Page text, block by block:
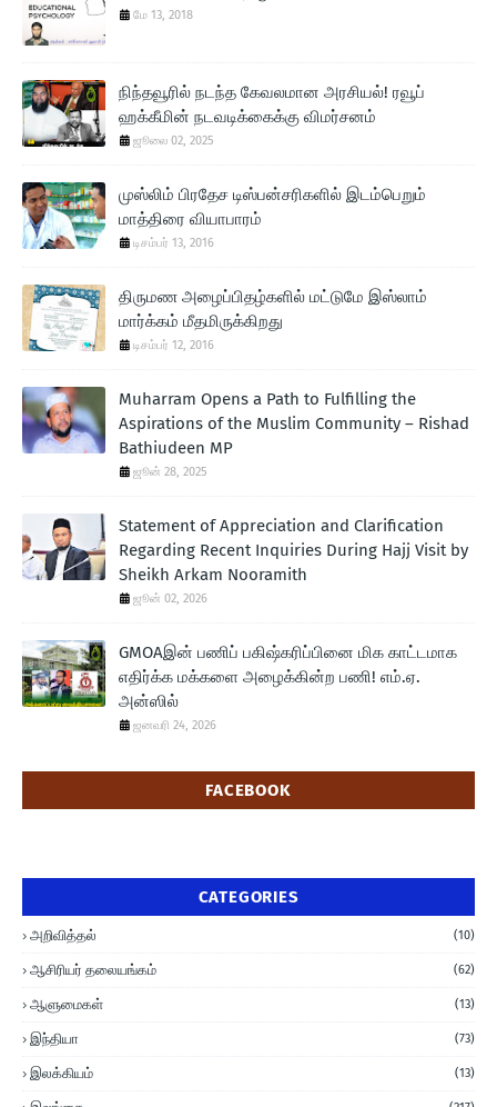
மே 13, 2018
நிந்தவூரில் நடந்த கேவலமான அரசியல்! ரவூப்
ஹக்கீமின் நடவடிக்கைக்கு விமர்சனம்
ஜூலை 02, 2025
முஸ்லிம் பிரதேச டிஸ்பன்சரிகளில் இடம்பெறும்
மாத்திரை வியாபாரம்
டிசம்பர் 13, 2016
திருமண அழைப்பிதழ்களில் மட்டுமே இஸ்லாம்
மார்க்கம் மீதமிருக்கிறது
டிசம்பர் 12, 2016
Muharram Opens a Path to Fulfilling the
Aspirations of the Muslim Community – Rishad
Bathiudeen MP
ஜூன் 28, 2025
Statement of Appreciation and Clarification
Regarding Recent Inquiries During Hajj Visit by
Sheikh Arkam Nooramith
ஜூன் 02, 2026
GMOAஇன் பணிப் பகிஷ்கரிப்பினை மிக காட்டமாக
எதிர்க்க மக்களை அழைக்கின்ற பணி! எம்.ஏ.
அன்ஸில்
ஜனவரி 24, 2026
FACEBOOK
CATEGORIES
அறிவித்தல் (10)
ஆசிரியர் தலையங்கம் (62)
ஆளுமைகள் (13)
இந்தியா (73)
இலக்கியம் (13)